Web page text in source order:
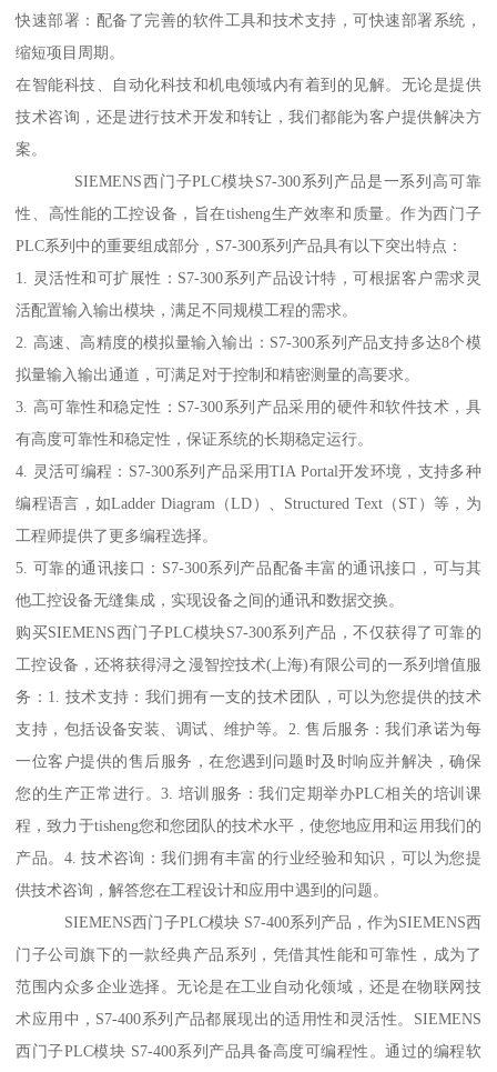
快速部署：配备了完善的软件工具和技术支持，可快速部署系统，
缩短项目周期。
在智能科技、自动化科技和机电领域内有着到的见解。无论是提供
技术咨询，还是进行技术开发和转让，我们都能为客户提供解决方
案。
SIEMENS西门子PLC模块S7-300系列产品是一系列高可靠
性、高性能的工控设备，旨在tisheng生产效率和质量。作为西门子
PLC系列中的重要组成部分，S7-300系列产品具有以下突出特点：
1. 灵活性和可扩展性：S7-300系列产品设计特，可根据客户需求灵
活配置输入输出模块，满足不同规模工程的需求。
2. 高速、高精度的模拟量输入输出：S7-300系列产品支持多达8个模
拟量输入输出通道，可满足对于控制和精密测量的高要求。
3. 高可靠性和稳定性：S7-300系列产品采用的硬件和软件技术，具
有高度可靠性和稳定性，保证系统的长期稳定运行。
4. 灵活可编程：S7-300系列产品采用TIA Portal开发环境，支持多种
编程语言，如Ladder Diagram（LD）、Structured Text（ST）等，为
工程师提供了更多编程选择。
5. 可靠的通讯接口：S7-300系列产品配备丰富的通讯接口，可与其
他工控设备无缝集成，实现设备之间的通讯和数据交换。
购买SIEMENS西门子PLC模块S7-300系列产品，不仅获得了可靠的
工控设备，还将获得浔之漫智控技术(上海)有限公司的一系列增值服
务：1. 技术支持：我们拥有一支的技术团队，可以为您提供的技术
支持，包括设备安装、调试、维护等。2. 售后服务：我们承诺为每
一位客户提供的售后服务，在您遇到问题时及时响应并解决，确保
您的生产正常进行。3. 培训服务：我们定期举办PLC相关的培训课
程，致力于tisheng您和您团队的技术水平，使您地应用和运用我们的
产品。4. 技术咨询：我们拥有丰富的行业经验和知识，可以为您提
供技术咨询，解答您在工程设计和应用中遇到的问题。
SIEMENS西门子PLC模块 S7-400系列产品，作为SIEMENS西
门子公司旗下的一款经典产品系列，凭借其性能和可靠性，成为了
范围内众多企业选择。无论是在工业自动化领域，还是在物联网技
术应用中，S7-400系列产品都展现出的适用性和灵活性。SIEMENS
西门子PLC模块 S7-400系列产品具备高度可编程性。通过的编程软